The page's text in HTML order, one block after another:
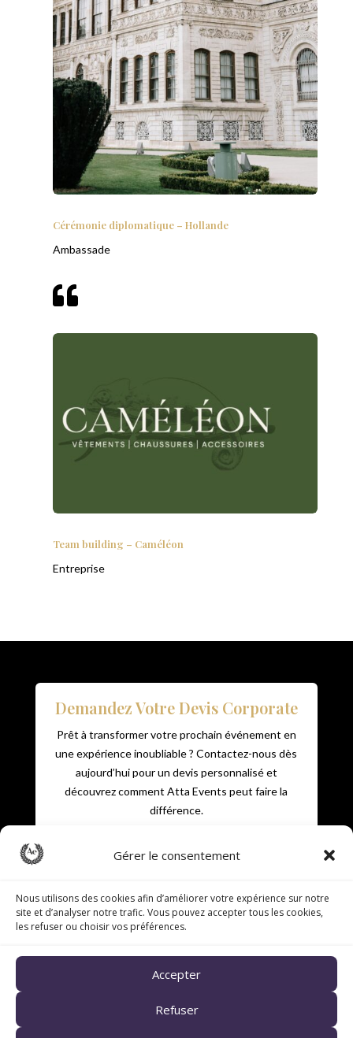
Gérer le consentement
Nous utilisons des cookies afin d’améliorer votre expérience sur notre
site et d’analyser notre trafic. Vous pouvez accepter tous les cookies,
les refuser ou choisir vos préférences.
Accepter
Refuser
Cérémonie diplomatique – Hollande
Ambassade

Team building – Caméléon
Entreprise
Demandez Votre Devis Corporate
Prêt à transformer votre prochain événement en
une expérience inoubliable ? Contactez-nous dès
aujourd’hui pour un devis personnalisé et
découvrez comment Atta Events peut faire la
différence.
Obtenez un Devis
Politique de confidentialité•Mentions légales